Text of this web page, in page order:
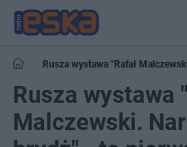
Rusza wystawa "Rafał
radomskim muzeum tak bogata w treści
Rusza wystawa
Malczewski.